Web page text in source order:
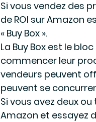
Si vous vendez des
de ROI sur Amazon
« Buy Box ».
La Buy Box est le
commencer leur
vendeurs peuvent
peuvent se
Si vous avez deux
Amazon et essayez